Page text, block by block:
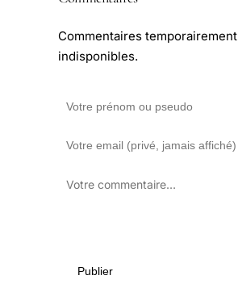
Commentaires temporairement
indisponibles.
Publier